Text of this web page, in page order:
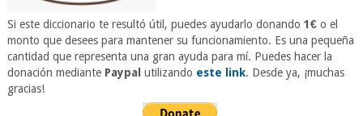
Si este diccionario te resultó útil, puedes ayudarlo donando 1€o el
monto que desees para mantener su funcionamiento. Es una pequeña
cantidad que representa una gran ayuda para mí. Puedes hacer la
donación mediante Paypal utilizando este link. Desde ya, ¡muchas
gracias!